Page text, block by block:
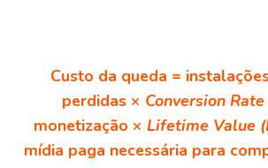
Custo da queda =
perdidas × Conversion Rate
monetização × Lifetime Value
mídia paga necessária para